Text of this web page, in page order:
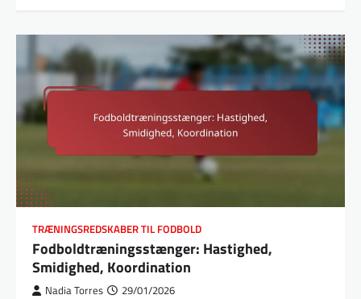
TRÆNINGSREDSKABER TIL FODBOLD
Fodboldtræningsstænger: Hastighed,
Smidighed, Koordination
Nadia Torres 29/01/2026